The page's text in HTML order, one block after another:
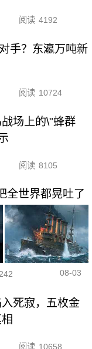
阅读 4192
手？东瀛万吨新
阅读 10724
场上的\"蜂群
阅读 8105
全世界都晃吐了
08-03
死寂，五枚金
阅读 10658